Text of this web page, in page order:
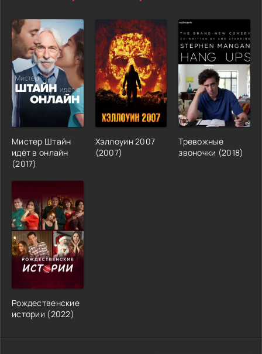
Мистер Штайн
идёт в онлайн
(2017)
Хэллоуин 2007
(2007)
Тревожные
звоночки (2018)
Рождественские
истории (2022)